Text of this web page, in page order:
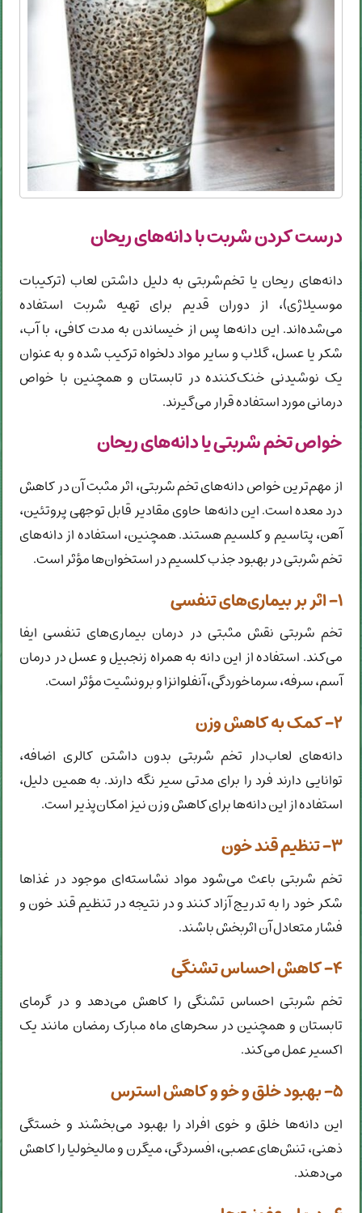
درست کردن شربت با دانه‌های ریحان
دانه‌های ریحان یا تخم‌شربتی به دلیل داشتن لعاب (ترکیبات
موسیلاژی)، از دوران قدیم برای تهیه شربت استفاده
می‌شده‌اند. این دانه‌ها پس از خیساندن به مدت کافی، با آب،
شکر یا عسل، گلاب و سایر مواد دلخواه ترکیب شده و به عنوان
یک نوشیدنی خنک‌کننده در تابستان و همچنین با خواص
درمانی مورد استفاده قرار می‌گیرند.
خواص تخم شربتی یا دانه‌های ریحان
از مهم‌ترین خواص دانه‌های تخم شربتی، اثر مثبت آن در کاهش
درد معده است. این دانه‌ها حاوی مقادیر قابل توجهی پروتئین،
آهن، پتاسیم و کلسیم هستند. همچنین، استفاده از دانه‌های
تخم شربتی در بهبود جذب کلسیم در استخوان‌ها مؤثر است.
۱- اثر بر بیماری‌های تنفسی
تخم شربتی نقش مثبتی در درمان بیماری‌های تنفسی ایفا
می‌کند. استفاده از این دانه به همراه زنجبیل و عسل در درمان
آسم، سرفه، سرماخوردگی، آنفلوانزا و برونشیت مؤثر است.
۲- کمک به کاهش وزن
دانه‌های لعاب‌دار تخم شربتی بدون داشتن کالری اضافه،
توانایی دارند فرد را برای مدتی سیر نگه دارند. به همین دلیل،
استفاده از این دانه‌ها برای کاهش وزن نیز امکان‌پذیر است.
۳- تنظیم قند خون
تخم شربتی باعث می‌شود مواد نشاسته‌ای موجود در غذاها
شکر خود را به تدریج آزاد کنند و در نتیجه در تنظیم قند خون و
فشار متعادل آن اثربخش باشند.
۴- کاهش احساس تشنگی
تخم شربتی احساس تشنگی را کاهش می‌دهد و در گرمای
تابستان و همچنین در سحرهای ماه مبارک رمضان مانند یک
اکسیر عمل می‌کند.
۵- بهبود خلق و خو و کاهش استرس
این دانه‌ها خلق و خوی افراد را بهبود می‌بخشند و خستگی
ذهنی، تنش‌های عصبی، افسردگی، میگرن و مالیخولیا را کاهش
می‌دهند.